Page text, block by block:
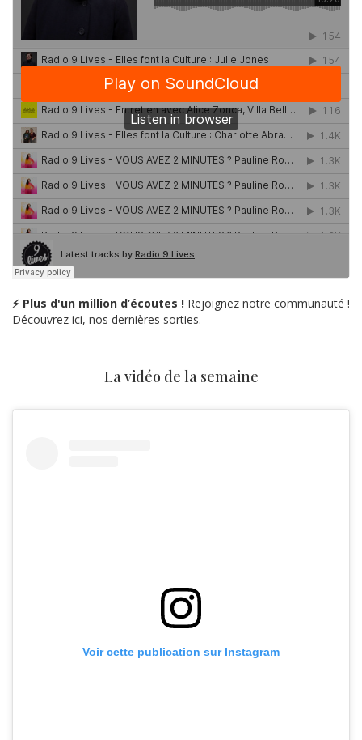
⚡ Plus d'un million d’écoutes ! Rejoignez notre communauté !
Découvrez ici, nos dernières sorties.
La vidéo de la semaine
Voir cette publication sur Instagram